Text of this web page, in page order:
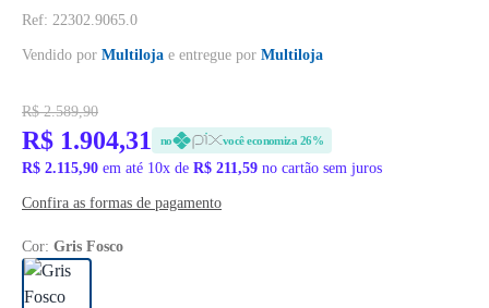
Ref: 22302.9065.0
Vendido por Multiloja e entregue por Multiloja
R$ 2.589,90
R$ 1.904,31 no você economiza 26%
R$ 2.115,90 em até 10x de R$ 211,59 no cartão sem juros
Confira as formas de pagamento
Cor: Gris Fosco